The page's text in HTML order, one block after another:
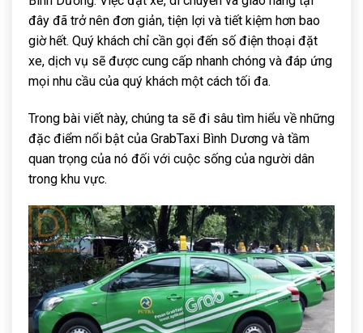
đây đã trở nên đơn giản, tiện lợi và tiết kiệm hơn bao
giờ hết. Quý khách chỉ cần gọi đến số điện thoại đặt
xe, dịch vụ sẽ được cung cấp nhanh chóng và đáp ứng
mọi nhu cầu của quý khách một cách tối đa.
Trong bài viết này, chúng ta sẽ đi sâu tìm hiểu về những
đặc điểm nổi bật của GrabTaxi Bình Dương và tầm
quan trọng của nó đối với cuộc sống của người dân
trong khu vực.